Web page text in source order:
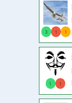
3 1 1
1 1